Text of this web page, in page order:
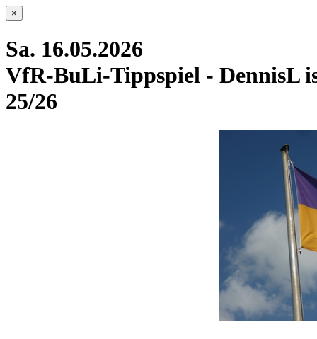
×
Sa. 16.05.2026
VfR-BuLi-Tippspiel - DennisL
25/26